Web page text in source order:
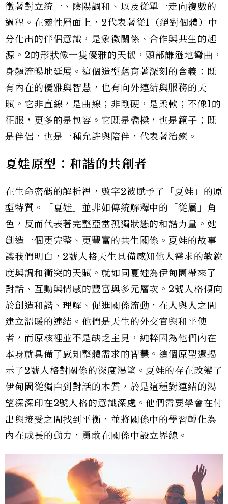
徵著對立統一、陰陽調和、以及從單一走向複數的
過程。在靈性層面上，2代表著從1（絕對個體）中
分化出的伴侶意識，是象徵關係、合作與共生的起
源。2的形狀像一隻優雅的天鵝，頭部謙遜地彎曲，
身軀流暢地延展。這個造型蘊育著深刻的含義：既
有內在的優雅與智慧，也有向外連結與服務的天
賦。它非直線，是曲線；非剛硬，是柔軟；不像1的
征服，更多的是包容。它既是橋樑，也是鏡子；既
是伴侶，也是一種允許與陪伴，代表著治癒。
夏娃原型：和諧的共創者
在生命密碼的解析裡，數字2被賦予了「夏娃」的原
型特質。「夏娃」並非如傳統解釋中的「從屬」角
色，反而代表著完整亞當孤獨狀態的和諧力量。她
創造一個更完整、更豐富的共生關係。夏娃的故事
讓我們明白，2號人格天生具備感知他人需求的敏銳
度與調和衝突的天賦。就如同夏娃為伊甸園帶來了
對話、互動與情感的豐富與多元層次。2號人格傾向
於創造和諧、理解、促進關係流動，在人與人之間
建立溫暖的連結。他們是天生的外交官與和平使
者，而原核裡並不是缺乏主見，純粹因為他們內在
本身就具備了感知整體需求的智慧。這個原型還揭
示了2號人格對關係的深度渴望。夏娃的存在改變了
伊甸園從獨白到對話的本質，於是這種對連結的渴
望深深印在2號人格的意識深處。他們需要學會在付
出與接受之間找到平衡，並將關係中的學習轉化為
內在成長的動力，勇敢在關係中設立界線。